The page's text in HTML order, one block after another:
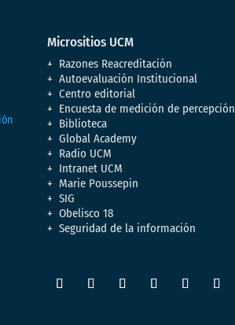
Micrositios UCM
Razones Reacreditación
Autoevaluación Institucional
Centro editorial
Encuesta de medición de percepción
Biblioteca
Global Academy
Radio UCM
Intranet UCM
Marie Poussepin
SIG
Obelisco 18
Seguridad de la información